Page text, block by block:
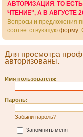
АВТОРИЗАЦИЯ, ТО
ЧТЕНИЕ", А В АВГУСТЕ
Вопросы и предложения
соответствующую форму.
Для просмотра
авторизованы.
Имя пользователя:
Пароль:
Забыли пароль?
Запомнить меня